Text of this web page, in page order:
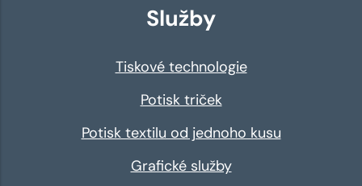
Služby
Tiskové technologie
Potisk triček
Potisk textilu od jednoho kusu
Grafické služby